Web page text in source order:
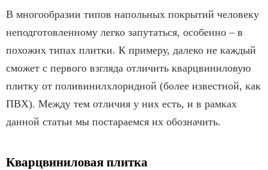
В многообразии типов напольных покрытий человеку
неподготовленному легко запутаться, особенно – в
похожих типах плитки. К примеру, далеко не каждый
сможет с первого взгляда отличить кварцвиниловую
плитку от поливинилхлоридной (более известной, как
ПВХ). Между тем отличия у них есть, и в рамках
данной статьи мы постараемся их обозначить.
Кварцвиниловая плитка